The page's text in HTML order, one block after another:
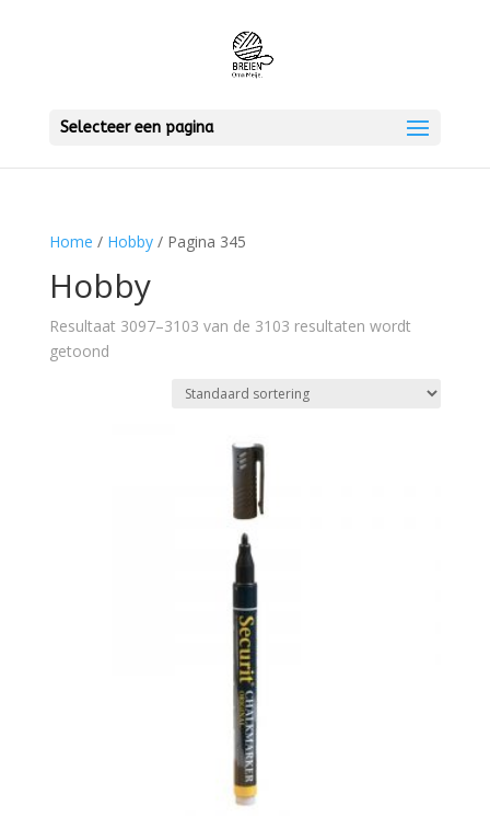
Selecteer een pagina
Home / Hobby/ Pagina 345
Hobby
Resultaat 3097–3103 van de 3103 resultaten wordt
getoond